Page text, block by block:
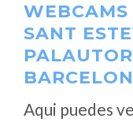
WEBCAMS
SANT
Aqui puedes